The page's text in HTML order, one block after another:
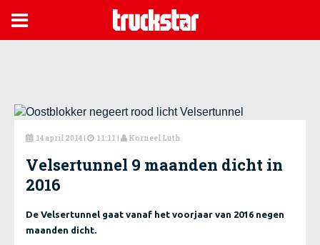

 14 april 2014 |  11:11 |  Korneel Luth
Velsertunnel 9 maanden dicht in
2016
De Velsertunnel gaat vanaf het voorjaar van 2016 negen
maanden dicht.